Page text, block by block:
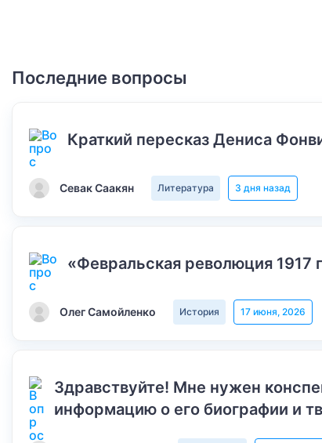
Последние вопросы
Краткий пересказ Дениса
Севак Саакян Литература 3 дня назад
«Февральская революция 1917
Олег Самойленко История 17 июня, 2026
Здравствуйте! Мне нужен
информацию о его биографии и